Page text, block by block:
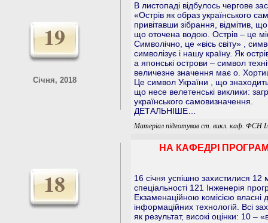
19
Січня, 2018
В листопаді відбулось чергове
«Острів як образ українського
привітавши зібрання, відмітив,
що оточена водою. Острів – це
Символічно, це «вісь світу» ,
символізує і нашу країну. Як
а японські острови – символ
величезне значення має о.
Це символ України , що
що несе велетенські виклики:
українського самовизначення.
ДЕТАЛЬНІШЕ…
Матеріал підготував ст. викл. каф. ФСН
18
НА КАФЕДРІ
16 січня успішно захистилися 12
спеціальності 121 Інженерія
Екзаменаційною комісією власні
інформаційних технологій. Всі
як результат, високі оцінки: 10 –